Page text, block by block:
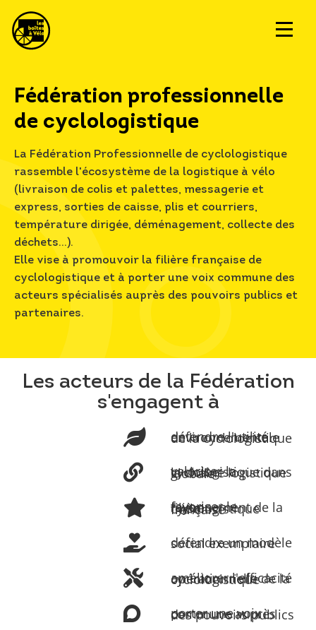
Fédération professionnelle
de cyclologistique
La Fédération Professionnelle de cyclologistique
rassemble l'écosystème de la logistique à vélo
(livraison de colis et palettes, messagerie et
express, sorties de caisse, plis et courriers,
température dirigée, déménagement, collecte des
déchets…).
Elle vise à promouvoir la filière française de
cyclologistique et à porter une voix commune des
acteurs spécialisés auprès des pouvoirs publics et
partenaires.
Les acteurs de la Fédération
s'engagent à
défendre l'utilité environnementale de la cyclologistique
valoriser la cyclologistique dans la chaîne logistique globale
favoriser le rayonnement de la filière cyclologistique française
défendre un modèle social exemplaire
améliorer l'efficacité opérationnelle de la cyclologistique
porter une voix commune auprès des pouvoirs publics